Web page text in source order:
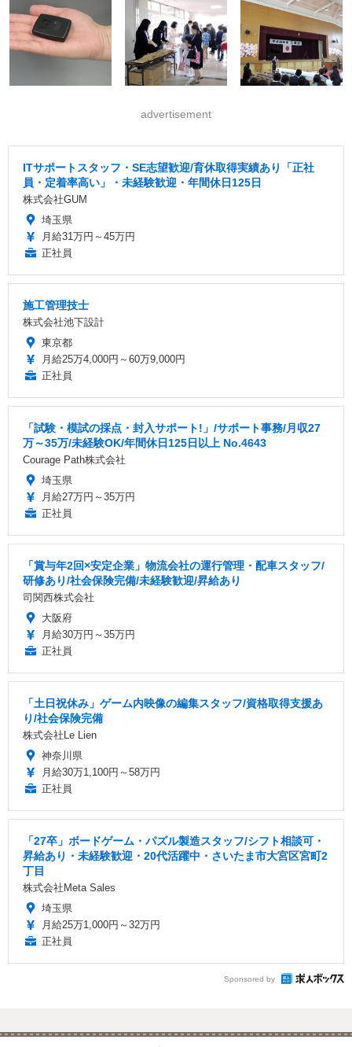
advertisement
ITサポートスタッフ・SE志望歓迎/育休取得実績あり「正社
員・定着率高い」・未経験歓迎・年間休日125日
株式会社GUM
埼玉県
月給31万円～45万円
正社員
施工管理技士
株式会社池下設計
東京都
月給25万4,000円～60万9,000円
正社員
「試験・模試の採点・封入サポート!」/サポート事務/月収27
万～35万/未経験OK/年間休日125日以上 No.4643
Courage Path株式会社
埼玉県
月給27万円～35万円
正社員
「賞与年2回×安定企業」物流会社の運行管理・配車スタッフ/
研修あり/社会保険完備/未経験歓迎/昇給あり
司関西株式会社
大阪府
月給30万円～35万円
正社員
「土日祝休み」ゲーム内映像の編集スタッフ/資格取得支援あ
り/社会保険完備
株式会社Le Lien
神奈川県
月給30万1,100円～58万円
正社員
「27卒」ボードゲーム・パズル製造スタッフ/シフト相談可・
昇給あり・未経験歓迎・20代活躍中・さいたま市大宮区宮町2
丁目
株式会社Meta Sales
埼玉県
月給25万1,000円～32万円
正社員
Sponsored by